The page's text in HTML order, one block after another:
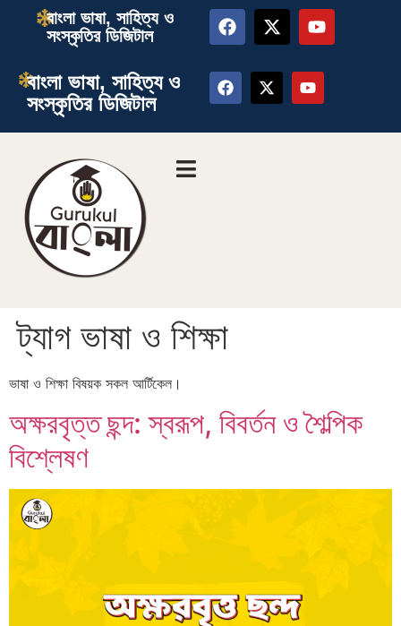
বাংলা ভাষা, সাহিত্য ও
সংস্কৃতির ডিজিটাল
বাংলা ভাষা, সাহিত্য ও
সংস্কৃতির ডিজিটাল
ট্যাগ ভাষা ও শিক্ষা
ভাষা ও শিক্ষা বিষয়ক সকল আর্টিকেল।
অক্ষরবৃত্ত ছন্দ: স্বরূপ, বিবর্তন ও শৈল্পিক
বিশ্লেষণ